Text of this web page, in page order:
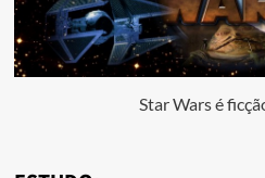
Star Wars é